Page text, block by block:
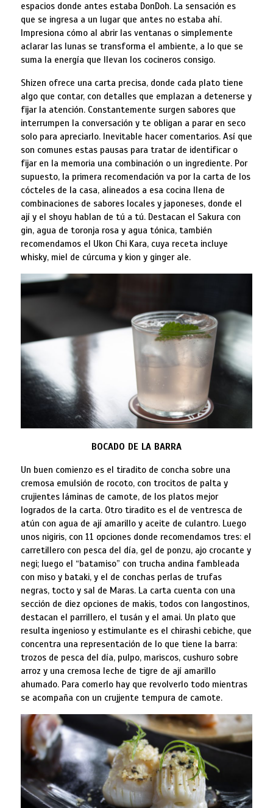
espacios donde antes estaba DonDoh. La sensación es
que se ingresa a un lugar que antes no estaba ahí.
Impresiona cómo al abrir las ventanas o simplemente
aclarar las lunas se transforma el ambiente, a lo que se
suma la energía que llevan los cocineros consigo.
Shizen ofrece una carta precisa, donde cada plato tiene
algo que contar, con detalles que emplazan a detenerse y
fijar la atención. Constantemente surgen sabores que
interrumpen la conversación y te obligan a parar en seco
solo para apreciarlo. Inevitable hacer comentarios. Así que
son comunes estas pausas para tratar de identificar o
fijar en la memoria una combinación o un ingrediente. Por
supuesto, la primera recomendación va por la carta de los
cócteles de la casa, alineados a esa cocina llena de
combinaciones de sabores locales y japoneses, donde el
ají y el shoyu hablan de tú a tú. Destacan el Sakura con
gin, agua de toronja rosa y agua tónica, también
recomendamos el Ukon Chi Kara, cuya receta incluye
whisky, miel de cúrcuma y kion y ginger ale.
BOCADO DE LA BARRA
Un buen comienzo es el tiradito de concha sobre una
cremosa emulsión de rocoto, con trocitos de palta y
crujientes láminas de camote, de los platos mejor
logrados de la carta. Otro tiradito es el de ventresca de
atún con agua de ají amarillo y aceite de culantro. Luego
unos nigiris, con 11 opciones donde recomendamos tres: el
carretillero con pesca del día, gel de ponzu, ajo crocante y
negi; luego el “batamiso” con trucha andina fambleada
con miso y bataki, y el de conchas perlas de trufas
negras, tocto y sal de Maras. La carta cuenta con una
sección de diez opciones de makis, todos con langostinos,
destacan el parrillero, el tusán y el amai. Un plato que
resulta ingenioso y estimulante es el chirashi cebiche, que
concentra una representación de lo que tiene la barra:
trozos de pesca del día, pulpo, mariscos, cushuro sobre
arroz y una cremosa leche de tigre de ají amarillo
ahumado. Para comerlo hay que revolverlo todo mientras
se acompaña con un crujjente tempura de camote.